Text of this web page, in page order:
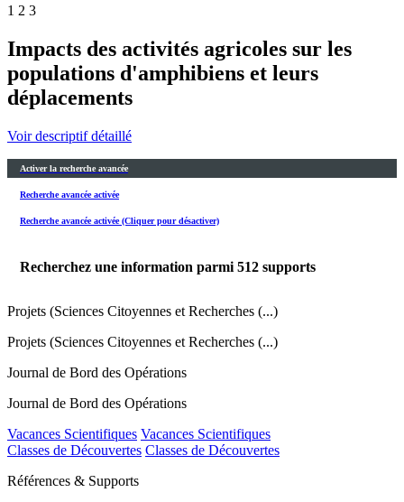
1 2 3
Impacts des activités agricoles sur les
populations d'amphibiens et leurs
déplacements
Voir descriptif détaillé
Activer la recherche avancée
Recherche avancée activée
Recherche avancée activée (Cliquer pour désactiver)
Recherchez une information parmi 512 supports
Projets (Sciences Citoyennes et Recherches (...)
Projets (Sciences Citoyennes et Recherches (...)
Journal de Bord des Opérations
Journal de Bord des Opérations
Vacances Scientifiques Vacances Scientifiques
Classes de Découvertes Classes de Découvertes
Références & Supports